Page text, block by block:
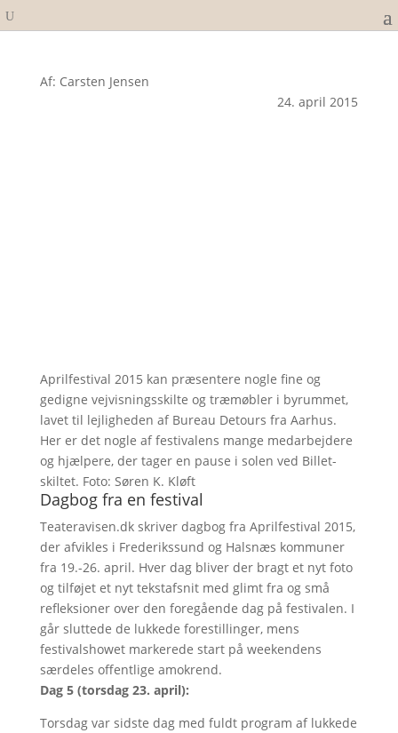
Af: Carsten Jensen
24. april 2015
Aprilfestival 2015 kan præsentere nogle fine og
gedigne vejvisningsskilte og træmøbler i byrummet,
lavet til lejligheden af Bureau Detours fra Aarhus.
Her er det nogle af festivalens mange medarbejdere
og hjælpere, der tager en pause i solen ved Billet-
skiltet. Foto: Søren K. Kløft
Dagbog fra en festival
Teateravisen.dk skriver dagbog fra Aprilfestival 2015,
der afvikles i Frederikssund og Halsnæs kommuner
fra 19.-26. april. Hver dag bliver der bragt et nyt foto
og tilføjet et nyt tekstafsnit med glimt fra og små
refleksioner over den foregående dag på festivalen. I
går sluttede de lukkede forestillinger, mens
festivalshowet markerede start på weekendens
særdeles offentlige amokrend.
Dag 5 (torsdag 23. april):
Torsdag var sidste dag med fuldt program af lukkede